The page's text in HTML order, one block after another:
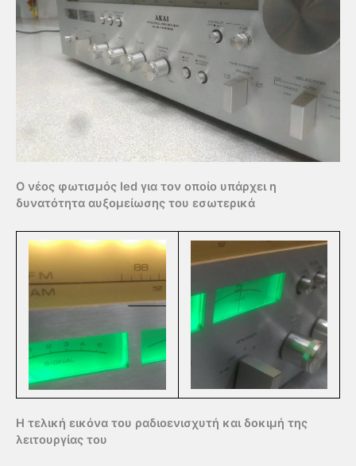
Ο νέος φωτισμός led για τον οποίο υπάρχει η
δυνατότητα αυξομείωσης του εσωτερικά
Η τελική εικόνα του ραδιοενισχυτή και δοκιμή της
λειτουργίας του